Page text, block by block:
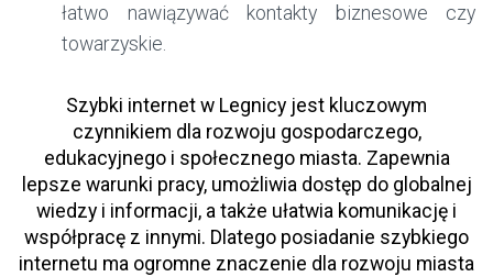
łatwo nawiązywać kontakty biznesowe czy
towarzyskie.
Szybki internet w Legnicy jest kluczowym
czynnikiem dla rozwoju gospodarczego,
edukacyjnego i społecznego miasta. Zapewnia
lepsze warunki pracy, umożliwia dostęp do globalnej
wiedzy i informacji, a także ułatwia komunikację i
współpracę z innymi. Dlatego posiadanie szybkiego
internetu ma ogromne znaczenie dla rozwoju miasta